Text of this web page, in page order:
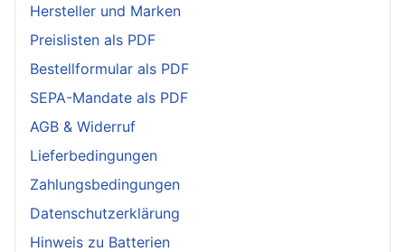
Hersteller und Marken
Preislisten als PDF
Bestellformular als PDF
SEPA-Mandate als PDF
AGB & Widerruf
Lieferbedingungen
Zahlungsbedingungen
Datenschutzerklärung
Hinweis zu Batterien